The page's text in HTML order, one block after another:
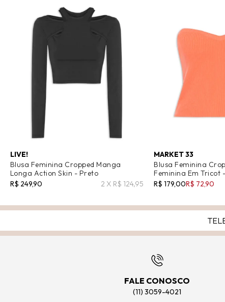
LIVE!
Blusa Feminina Cropped Manga
Longa Action Skin - Preto
R$ 249,90
2 X R$ 124,95
MARKET 33
Blusa Feminina
Feminina Em Tricot
R$ 179,00R$ 72,90
FALE CONOSCO
(11) 3059-4021